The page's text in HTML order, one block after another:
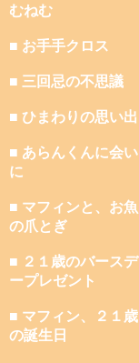
むねむ
■ お手手クロス
■ 三回忌の不思議
■ ひまわりの思い出
■ あらんくんに会い
に
■ マフィンと、お魚
の爪とぎ
■ ２１歳のバースデ
ープレゼント
■ マフィン、２１歳
の誕生日